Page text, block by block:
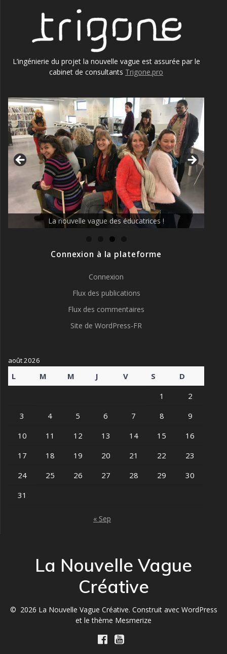
L’ingénierie du projet la nouvelle vague est assurée par le
cabinet de consultants Trigone.pro
La nouvelle vague des éducatrices !
Connexion à la plateforme
Connexion
Flux des publications
Flux des commentaires
Site de WordPress-FR
août 2026
L M M J V S
D
1
2
3
4 5 6 7 8
9
10
11 12 13 14 15
16
17
18 19 20 21 22
23
24
25 26 27 28 29
30
31
« Sep
La Nouvelle Vague
Créative
© 2026 La Nouvelle Vague Créative. Construit avec WordPress
et lethème Mesmerize